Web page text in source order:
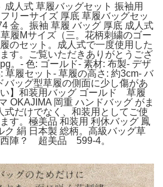
成人式 草履バッグセット 振袖用
リーサイズ 厚底 草履バッグセッ
金。振袖 草履 バッグ 厚底 成人式
履Mサイズ（三。花柄刺繍のゴー
のセット。成人式で一度使用した
す。ご覧いただきありがとうござ
。- 色: ゴールド- 素材: 布製- デザ
草履セット- 草履の高さ: 約3cm- バ
バッグ型草履の側面に少し傷があ
】和装用バッグ ゴールド 草履
OKAJIMA 岡重 ハンドバッグ がま
式だけでなく、和装用としてご使
す。極美品 和装用 利休バッグ 鳳
ク 絹 日本製 総柄。高級バッグ草
陣？ 超美品 599-4。